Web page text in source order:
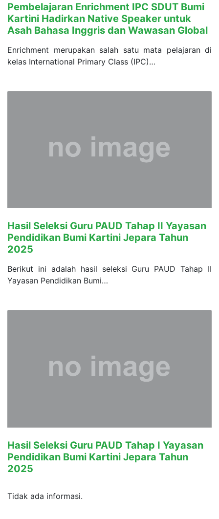
Pembelajaran Enrichment IPC SDUT Bumi
Kartini Hadirkan Native Speaker untuk
Asah Bahasa Inggris dan Wawasan Global
Enrichment merupakan salah satu mata pelajaran di
kelas International Primary Class (IPC)…
Hasil Seleksi Guru PAUD Tahap II Yayasan
Pendidikan Bumi Kartini Jepara Tahun
2025
Berikut ini adalah hasil seleksi Guru PAUD Tahap II
Yayasan Pendidikan Bumi…
Hasil Seleksi Guru PAUD Tahap I Yayasan
Pendidikan Bumi Kartini Jepara Tahun
2025
Tidak ada informasi.